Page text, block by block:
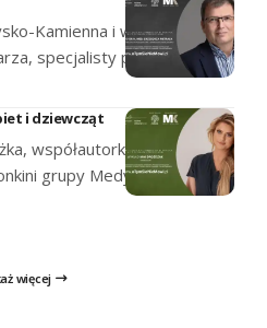
Kamienna i wykład dr
specjalisty położnictwa…
i dziewcząt
współautorka inicjatywy
grupy Medycy
więcej